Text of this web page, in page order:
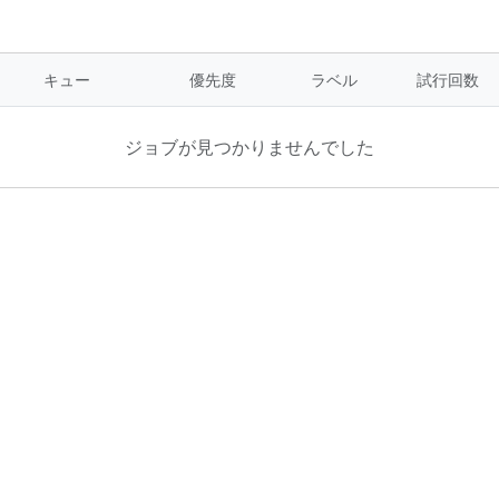
キュー 優先度 ラベル 試行回数
ジョブが見つかりませんでした